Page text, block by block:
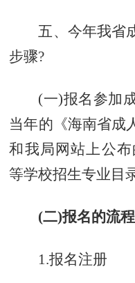
五、今年我省
步骤?
(一)报名参加
当年的《海南省成
和我局网站上公
等学校招生专业目
(二)报名的流
1.报名注册